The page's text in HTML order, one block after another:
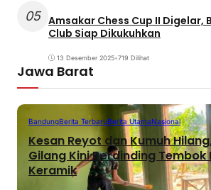
05 Amsakar Chess Cup II Digelar,
Club Siap Dikukuhkan
13 Desember 2025•719 Dilihat
Jawa Barat
BandungBerita TerbaruBerita UtamaNasional
Kesan Reyot dan Kumuh
Gilang Kini Berdinding Tembok
Keramik